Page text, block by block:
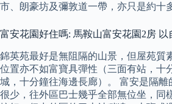
市、朗豪坊及彌敦道一帶，亦只是約十
富安花園好住嗎: 馬鞍山富安花園2房 以
錦英苑最好是無阻隔的山景，但屋苑質
位置亦不如富寶具彈性（三面有站，十
城，十分鐘往海邊長廊）。 富安是隔
很少，往外區巴士幾乎全部無位坐，同